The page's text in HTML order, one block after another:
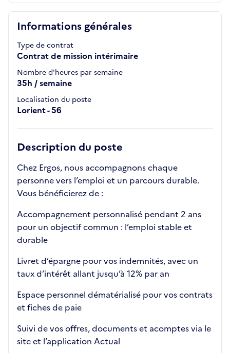
Informations générales
Type de contrat
Contrat de mission intérimaire
Nombre d'heures par semaine
35h / semaine
Localisation du poste
Lorient - 56
Description du poste
Chez Ergos, nous accompagnons chaque
personne vers l’emploi et un parcours durable.
Vous bénéficierez de :
Accompagnement personnalisé pendant 2 ans
pour un objectif commun : l’emploi stable et
durable
Livret d’épargne pour vos indemnités, avec un
taux d’intérêt allant jusqu’à 12% par an
Espace personnel dématérialisé pour vos contrats
et fiches de paie
Suivi de vos offres, documents et acomptes via le
site et l’application Actual